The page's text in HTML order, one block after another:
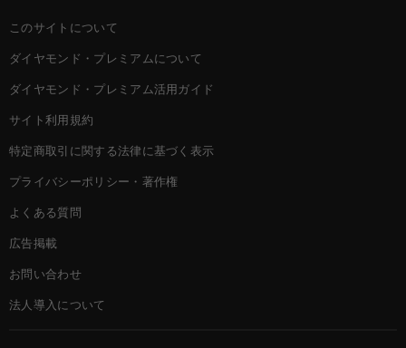
このサイトについて
ダイヤモンド・プレミアムについて
ダイヤモンド・プレミアム活用ガイド
サイト利用規約
特定商取引に関する法律に基づく表示
プライバシーポリシー・著作権
よくある質問
広告掲載
お問い合わせ
法人導入について